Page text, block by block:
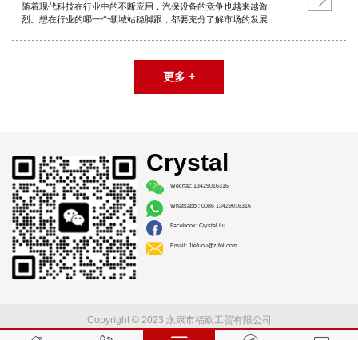
随着现代科技在行业中的不断应用，汽保设备的竞争也越来越激
烈。想在行业的哪一个领域站稳脚跟，都要充分了解市场的发展动
更多 +
Crystal
Wechat: 13429016316
Whatsapp : 0086 13429016316
Facebook: Crystal Lu
Email: Jiefuou@zjfol.com
Copyright © 2023 永康市福欧工贸有限公司